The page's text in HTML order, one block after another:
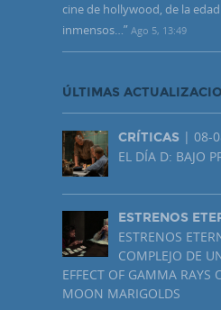
cine de hollywood, de la
inmensos…” Ago 5, 13:49
ÚLTIMAS
CRÍTICAS | 08-
EL DÍA D: BAJO
ESTRENOS
ESTRENOS
COMPLEJO DE
EFFECT OF GAMMA
MOON MARIGOLDS